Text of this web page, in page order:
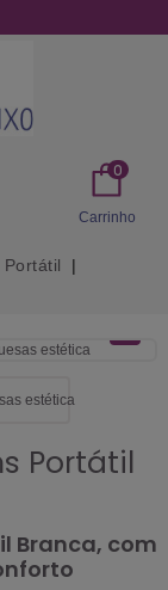
0
Carrinho
Portátil
Branca, com